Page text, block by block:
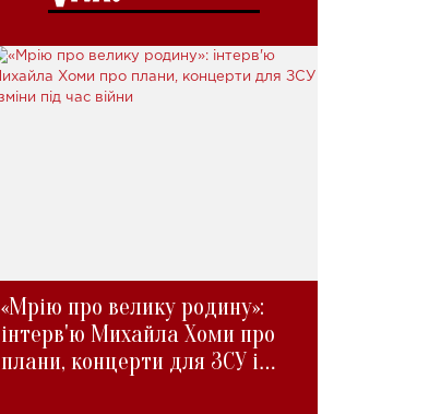
«Мрію про велику родину»:
інтерв'ю Михайла Хоми про
плани, концерти для ЗСУ і